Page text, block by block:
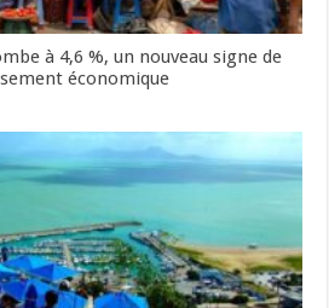
à 4,6 %, un nouveau signe de
économique